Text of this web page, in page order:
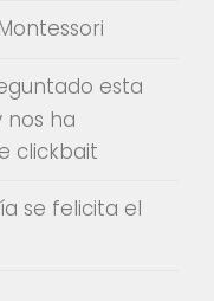
esta
nos ha
clickbait
se felicita el